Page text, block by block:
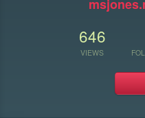
646
VIEWS